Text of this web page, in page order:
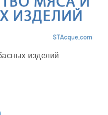
изделий